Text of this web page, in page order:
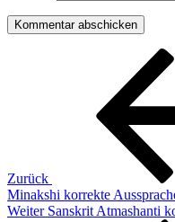
Beitragsnavigation
Zurück
Minakshi korrekte
Nächster
Weiter Sanskrit Atmashanti